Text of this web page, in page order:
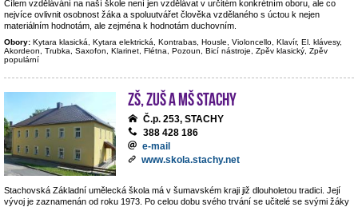
Cílem vzdělávání na naší škole není jen vzdělávat v určitém konkrétním oboru, ale co
nejvíce ovlivnit osobnost žáka a spoluutvářet člověka vzdělaného s úctou k nejen
materiálním hodnotám, ale zejména k hodnotám duchovním.
Obory: Kytara klasická, Kytara elektrická, Kontrabas, Housle, Violoncello, Klavír, El. klávesy,
Akordeon, Trubka, Saxofon, Klarinet, Flétna, Pozoun, Bicí nástroje, Zpěv klasický, Zpěv
populární
ZŠ, ZUŠ a MŠ Stachy
Č.p. 253, STACHY
388 428 186
e-mail
www.skola.stachy.net
Stachovská Základní umělecká škola má v šumavském kraji již dlouholetou tradici. Její
vývoj je zaznamenán od roku 1973. Po celou dobu svého trvání se učitelé se svými žáky